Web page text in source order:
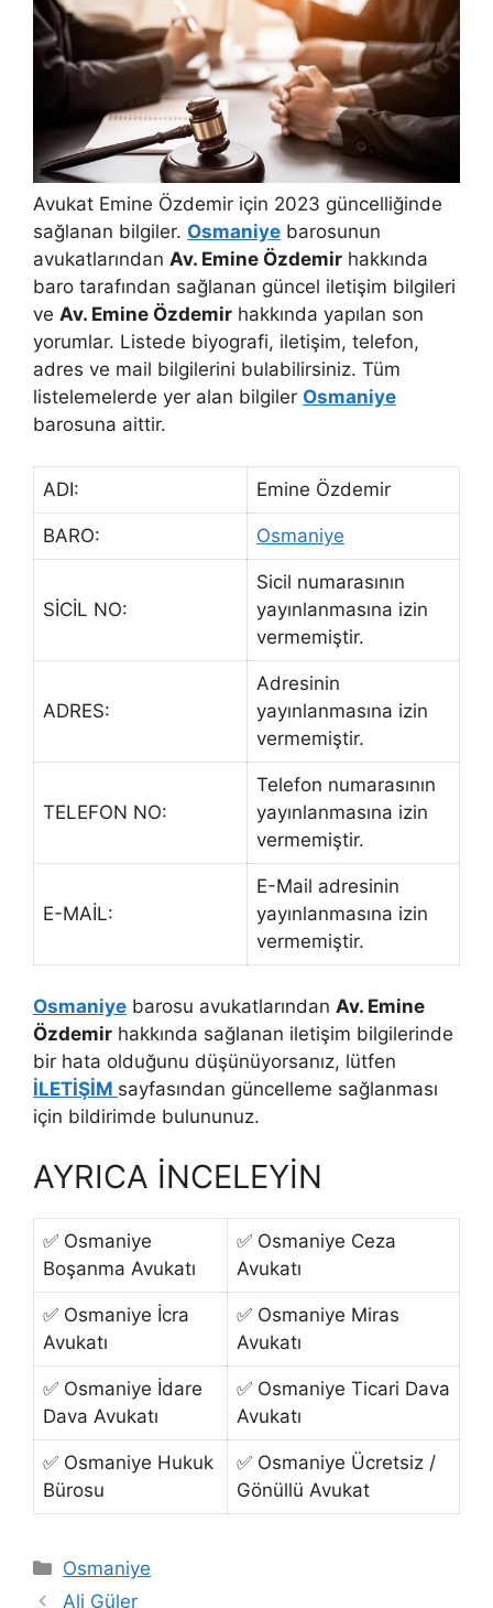
Avukat Emine Özdemir için 2023 güncelliğinde
sağlanan bilgiler. Osmaniye barosunun
avukatlarından Av. Emine Özdemir hakkında
baro tarafından sağlanan güncel iletişim bilgileri
ve Av. Emine Özdemir hakkında yapılan son
yorumlar. Listede biyografi, iletişim, telefon,
adres ve mail bilgilerini bulabilirsiniz. Tüm
listelemelerde yer alan bilgiler Osmaniye
barosuna aittir.
ADI: Emine Özdemir
BARO: Osmaniye
SİCİL NO:
Sicil numarasının
yayınlanmasına izin
vermemiştir.
ADRES:
Adresinin
yayınlanmasına izin
vermemiştir.
TELEFON NO:
Telefon numarasının
yayınlanmasına izin
vermemiştir.
E-MAİL:
E-Mail adresinin
yayınlanmasına izin
vermemiştir.
Osmaniye barosu avukatlarından Av. Emine
Özdemir hakkında sağlanan iletişim bilgilerinde
bir hata olduğunu düşünüyorsanız, lütfen
İLETİŞİM sayfasından güncelleme sağlanması
için bildirimde bulununuz.
AYRICA İNCELEYİN
✅ Osmaniye
Boşanma Avukatı
✅ Osmaniye Ceza
Avukatı
✅ Osmaniye İcra
Avukatı
✅ Osmaniye Miras
Avukatı
✅ Osmaniye İdare
Dava Avukatı
✅ Osmaniye Ticari Dava
Avukatı
✅ Osmaniye Hukuk
Bürosu
✅ Osmaniye Ücretsiz /
Gönüllü Avukat
Kategoriler
Osmaniye
Ali Güler